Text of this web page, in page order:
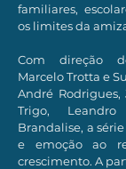
familiares,
os limites da
Com direção
Marcelo Trotta e
André
Trigo,
Brandalise, a
e emoção ao
crescimento. A